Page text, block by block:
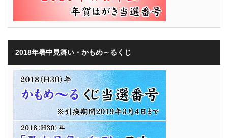
2018年暑中見舞い・かもめ～るくじ